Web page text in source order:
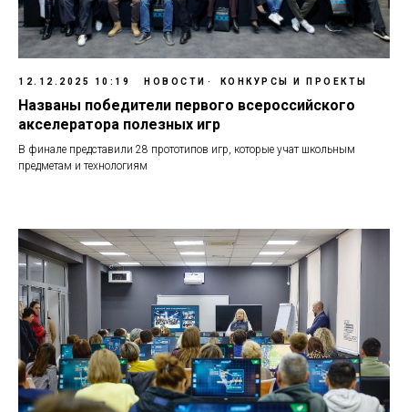
12.12.2025 10:19 НОВОСТИ КОНКУРСЫ И ПРОЕКТЫ
Названы победители первого всероссийского
акселератора полезных игр
В финале представили 28 прототипов игр, которые учат школьным
предметам и технологиям